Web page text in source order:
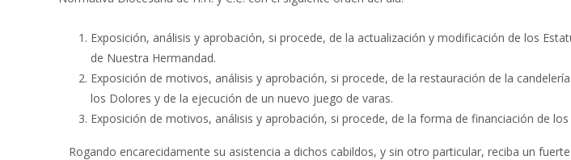
Exposición, análisis y aprobación, si procede, de la actualización y modificación de los
de Nuestra Hermandad.
Exposición de motivos, análisis y aprobación, si procede, de la restauración de la
los Dolores y de la ejecución de un nuevo juego de varas.
Exposición de motivos, análisis y aprobación, si procede, de la forma de financiación de
Rogando encarecidamente su asistencia a dichos cabildos, y sin otro particular, reciba un